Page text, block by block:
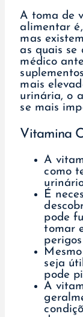
A toma de
alimentar
mas
as quais se
médico
mais
urinária, o
se mais
Vitamina
A
como
É
pode
tomar
seja
pode
A